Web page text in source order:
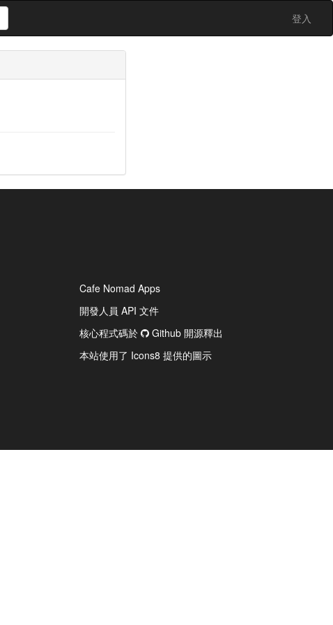
登入
Cafe Nomad Apps
開發人員 API 文件
核心程式碼於
Github 開源釋出
本站使用了 Icons8 提供的圖示